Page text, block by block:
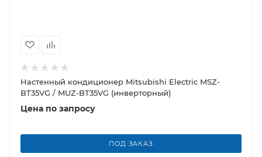
Настенный кондиционер Mitsubishi Electric MSZ-
BT35VG / MUZ-BT35VG (инверторный)
Цена по запросу
ПОД ЗАКАЗ